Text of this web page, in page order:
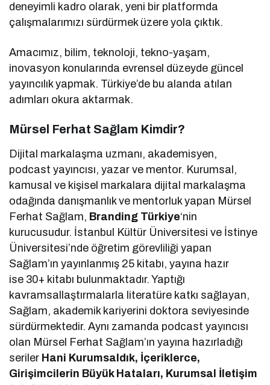
deneyimli kadro olarak, yeni bir platformda
çalışmalarımızı sürdürmek üzere yola çıktık.
Amacımız, bilim, teknoloji, tekno-yaşam,
inovasyon konularında evrensel düzeyde güncel
yayıncılık yapmak. Türkiye’de bu alanda atılan
adımları okura aktarmak.
Mürsel Ferhat Sağlam Kimdir?
Dijital markalaşma uzmanı, akademisyen,
podcast yayıncısı, yazar ve mentor. Kurumsal,
kamusal ve kişisel markalara dijital markalaşma
odağında danışmanlık ve mentorluk yapan Mürsel
Ferhat Sağlam, Branding Türkiye‘nin
kurucusudur. İstanbul Kültür Üniversitesi ve İstinye
Üniversitesi’nde öğretim görevliliği yapan
Sağlam’ın yayınlanmış 25 kitabı, yayına hazır
ise 30+ kitabı bulunmaktadır. Yaptığı
kavramsallaştırmalarla literatüre katkı sağlayan,
Sağlam, akademik kariyerini doktora seviyesinde
sürdürmektedir. Aynı zamanda podcast yayıncısı
olan Mürsel Ferhat Sağlam’ın yayına hazırladığı
seriler Hani Kurumsaldık, İçeriklerce,
Girişimcilerin Büyük Hataları, Kurumsal İletişim